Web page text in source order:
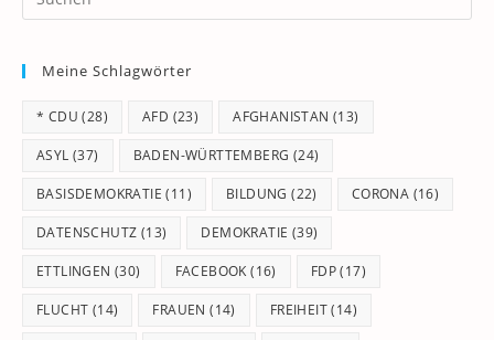
Meine Schlagwörter
* CDU (28) AFD (23) AFGHANISTAN (13)
ASYL (37) BADEN-WÜRTTEMBERG (24)
BASISDEMOKRATIE (11) BILDUNG (22) CORONA (16)
DATENSCHUTZ (13) DEMOKRATIE (39)
ETTLINGEN (30) FACEBOOK (16) FDP(17)
FLUCHT (14) FRAUEN (14) FREIHEIT(14)